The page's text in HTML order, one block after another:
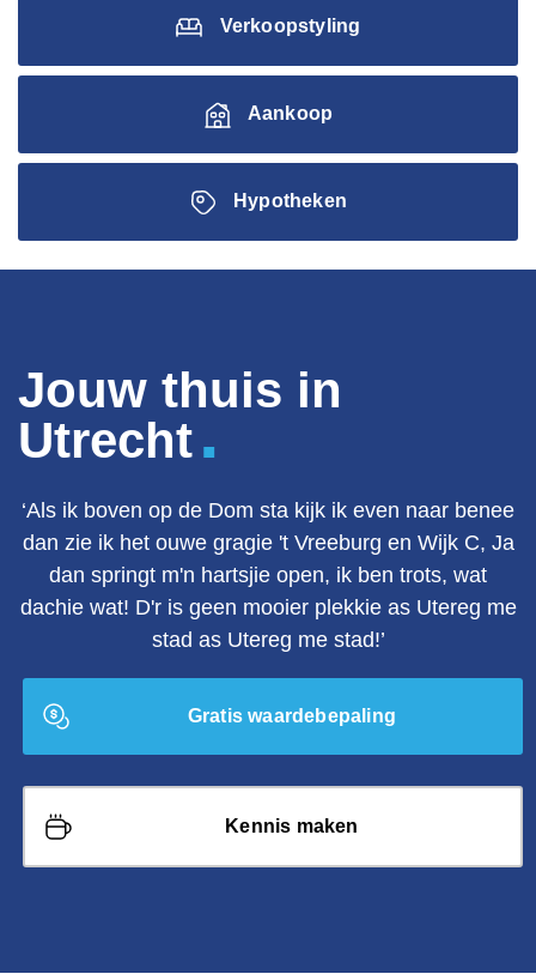
Verkoopstyling
Aankoop
Hypotheken
Jouw thuis in
Utrecht.
‘Als ik boven op de Dom sta kijk ik even naar benee
dan zie ik het ouwe gragie 't Vreeburg en Wijk C, Ja
dan springt m'n hartsjie open, ik ben trots, wat
dachie wat! D'r is geen mooier plekkie as Utereg me
stad as Utereg me stad!’
Gratis waardebepaling
Kennis maken